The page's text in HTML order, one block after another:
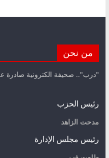
من نحن
"درب".. صحيفة الكترونية صادرة
رئيس الحزب
مدحت الزاهد
رئيس مجلس الإدارة